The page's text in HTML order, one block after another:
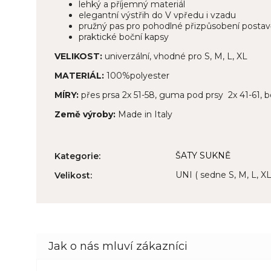
lehký a příjemný materiál
elegantní výstřih do V vpředu i vzadu
pružný pas pro pohodlné přizpůsobení
praktické boční kapsy
VELIKOST: univerzální, vhodné pro S, M, L, XL
MATERIÁL: 100%polyester
MÍRY: přes prsa 2x 51-58, guma pod prsy 2x 41-61,
Země výroby: Made in Italy
Kategorie:
ŠATY SUKNĚ
Velikost: UNI ( sedne S, M, L,